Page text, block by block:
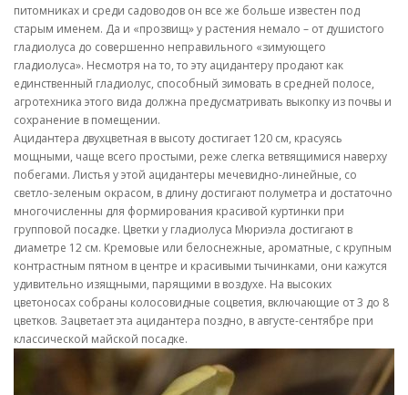
питомниках и среди садоводов он все же больше известен под
старым именем. Да и «прозвищ» у растения немало – от душистого
гладиолуса до совершенно неправильного «зимующего
гладиолуса». Несмотря на то, то эту ацидантеру продают как
единственный гладиолус, способный зимовать в средней полосе,
агротехника этого вида должна предусматривать выкопку из почвы и
сохранение в помещении.
Ацидантера двухцветная в высоту достигает 120 см, красуясь
мощными, чаще всего простыми, реже слегка ветвящимися наверху
побегами. Листья у этой ацидантеры мечевидно-линейные, со
светло-зеленым окрасом, в длину достигают полуметра и достаточно
многочисленны для формирования красивой куртинки при
групповой посадке. Цветки у гладиолуса Мюриэла достигают в
диаметре 12 см. Кремовые или белоснежные, ароматные, с крупным
контрастным пятном в центре и красивыми тычинками, они кажутся
удивительно изящными, парящими в воздухе. На высоких
цветоносах собраны колосовидные соцветия, включающие от 3 до 8
цветков. Зацветает эта ацидантера поздно, в августе-сентябре при
классической майской посадке.